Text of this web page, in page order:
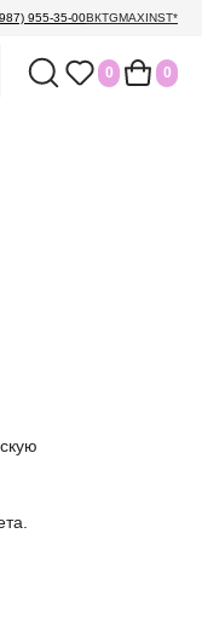
955-35-00ВКTGMAXINST*
0 0